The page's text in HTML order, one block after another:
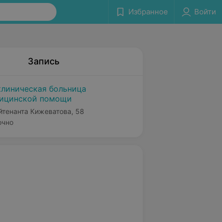
Избранное Войти
Запись
больница
помощи
Кижеватова, 58